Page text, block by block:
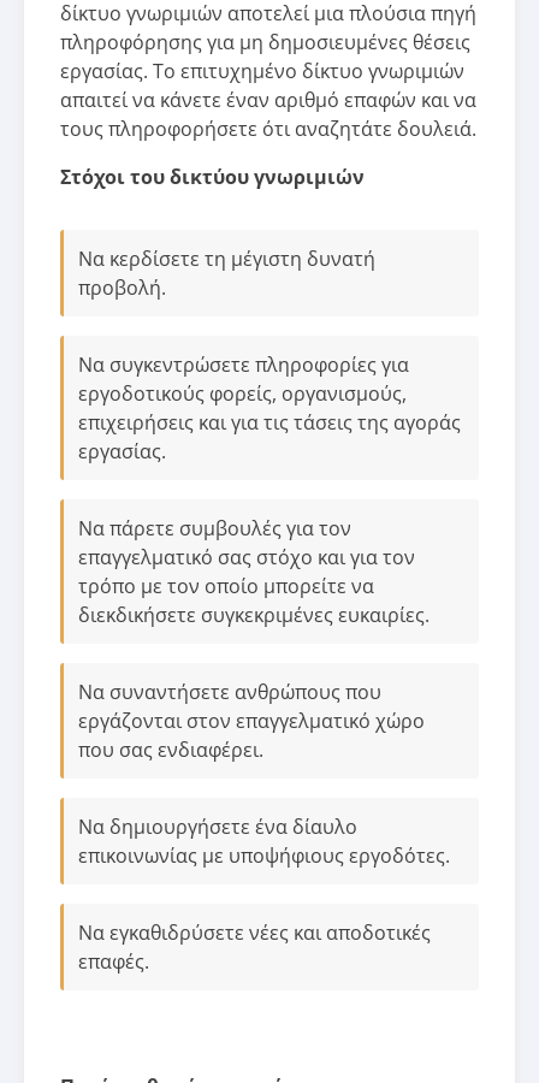
δίκτυο γνωριμιών αποτελεί μια πλούσια πηγή
πληροφόρησης για μη δημοσιευμένες θέσεις
εργασίας. Το επιτυχημένο δίκτυο γνωριμιών
απαιτεί να κάνετε έναν αριθμό επαφών και να
τους πληροφορήσετε ότι αναζητάτε δουλειά.
Στόχοι του δικτύου γνωριμιών
Να κερδίσετε τη μέγιστη δυνατή
προβολή.
Να συγκεντρώσετε πληροφορίες για
εργοδοτικούς φορείς, οργανισμούς,
επιχειρήσεις και για τις τάσεις της αγοράς
εργασίας.
Να πάρετε συμβουλές για τον
επαγγελματικό σας στόχο και για τον
τρόπο με τον οποίο μπορείτε να
διεκδικήσετε συγκεκριμένες ευκαιρίες.
Να συναντήσετε ανθρώπους που
εργάζονται στον επαγγελματικό χώρο
που σας ενδιαφέρει.
Να δημιουργήσετε ένα δίαυλο
επικοινωνίας με υποψήφιους εργοδότες.
Να εγκαθιδρύσετε νέες και αποδοτικές
επαφές.